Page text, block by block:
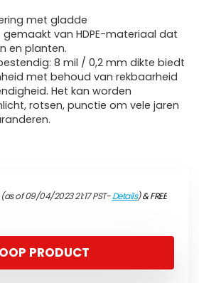
met gladde
van HDPE-materiaal dat
en planten.
8 mil / 0,2 mm dikte biedt
met behoud van rekbaarheid
Het kan worden
rotsen, punctie om vele jaren
of 09/04/2023 21:17 PST-Details)&FREE
PRODUCT